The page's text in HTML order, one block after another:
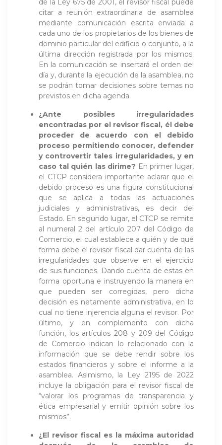
citar a reunión extraordinaria de asamblea
mediante comunicación escrita enviada a
cada uno de los propietarios de los bienes de
dominio particular del edificio o conjunto, a la
última dirección registrada por los mismos.
En la comunicación se insertará el orden del
día y, durante la ejecución de la asamblea, no
se podrán tomar decisiones sobre temas no
previstos en dicha agenda.
¿Ante posibles irregularidades
encontradas por el revisor fiscal, él debe
proceder de acuerdo con el debido
proceso permitiendo conocer, defender
y controvertir tales irregularidades, y en
caso tal quién las dirime? En primer lugar,
el CTCP considera importante aclarar que el
debido proceso es una figura constitucional
que se aplica a todas las actuaciones
judiciales y administrativas, es decir del
Estado. En segundo lugar, el CTCP se remite
al numeral 2 del artículo 207 del Código de
Comercio, el cual establece a quién y de qué
forma debe el revisor fiscal dar cuenta de las
irregularidades que observe en el ejercicio
de sus funciones. Dando cuenta de estas en
forma oportuna e instruyendo la manera en
que pueden ser corregidas, pero dicha
decisión es netamente administrativa, en lo
cual no tiene injerencia alguna el revisor. Por
último, y en complemento con dicha
función, los artículos 208 y 209 del Código
de Comercio indican lo relacionado con la
información que se debe rendir sobre los
estados financieros y sobre el informe a la
asamblea. Asimismo, la Ley 2195 de 2022
incluye la obligación para el revisor fiscal de
“valorar los programas de transparencia y
ética empresarial y emitir opinión sobre los
mismos”.
¿El revisor fiscal es la máxima autoridad